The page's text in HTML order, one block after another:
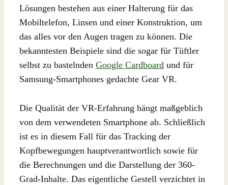
Lösungen bestehen aus einer Halterung für das
Mobiltelefon, Linsen und einer Konstruktion, um
das alles vor den Augen tragen zu können. Die
bekanntesten Beispiele sind die sogar für Tüftler
selbst zu bastelnden Google Cardboard und für
Samsung-Smartphones gedachte Gear VR.
Die Qualität der VR-Erfahrung hängt maßgeblich
von dem verwendeten Smartphone ab. Schließlich
ist es in diesem Fall für das Tracking der
Kopfbewegungen hauptverantwortlich sowie für
die Berechnungen und die Darstellung der 360-
Grad-Inhalte. Das eigentliche Gestell verzichtet in